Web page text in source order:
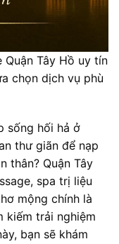
Quận Tây Hồ uy tín
chọn dịch vụ phù
sống hối hả ở
thư giãn để nạp
thân? Quận Tây
spa trị liệu
mộng chính là
kiếm trải nghiệm
bạn sẽ khám